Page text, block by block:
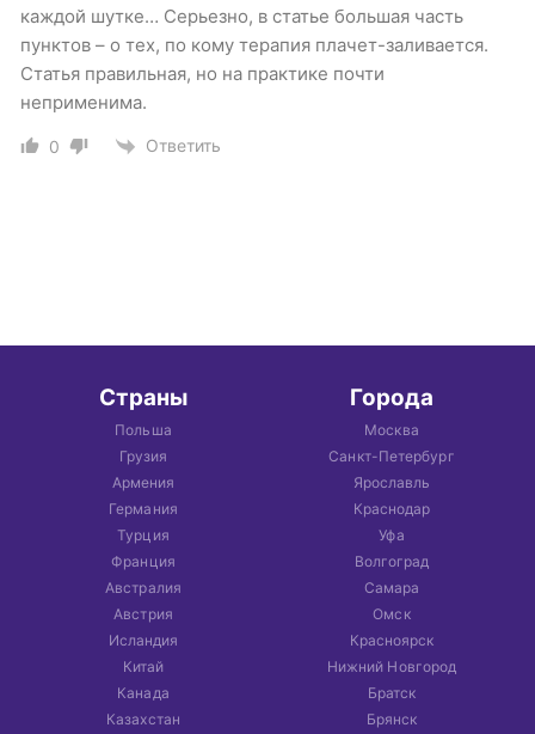
каждой шутке… Серьезно, в статье большая часть
пунктов – о тех, по кому терапия плачет-заливается.
Статья правильная, но на практике почти
неприменима.
0 Ответить
Страны
Польша
Грузия
Армения
Германия
Турция
Франция
Австралия
Австрия
Исландия
Китай
Канада
Казахстан
Города
Москва
Санкт-Петербург
Ярославль
Краснодар
Уфа
Волгоград
Самара
Омск
Красноярск
Нижний Новгород
Братск
Брянск